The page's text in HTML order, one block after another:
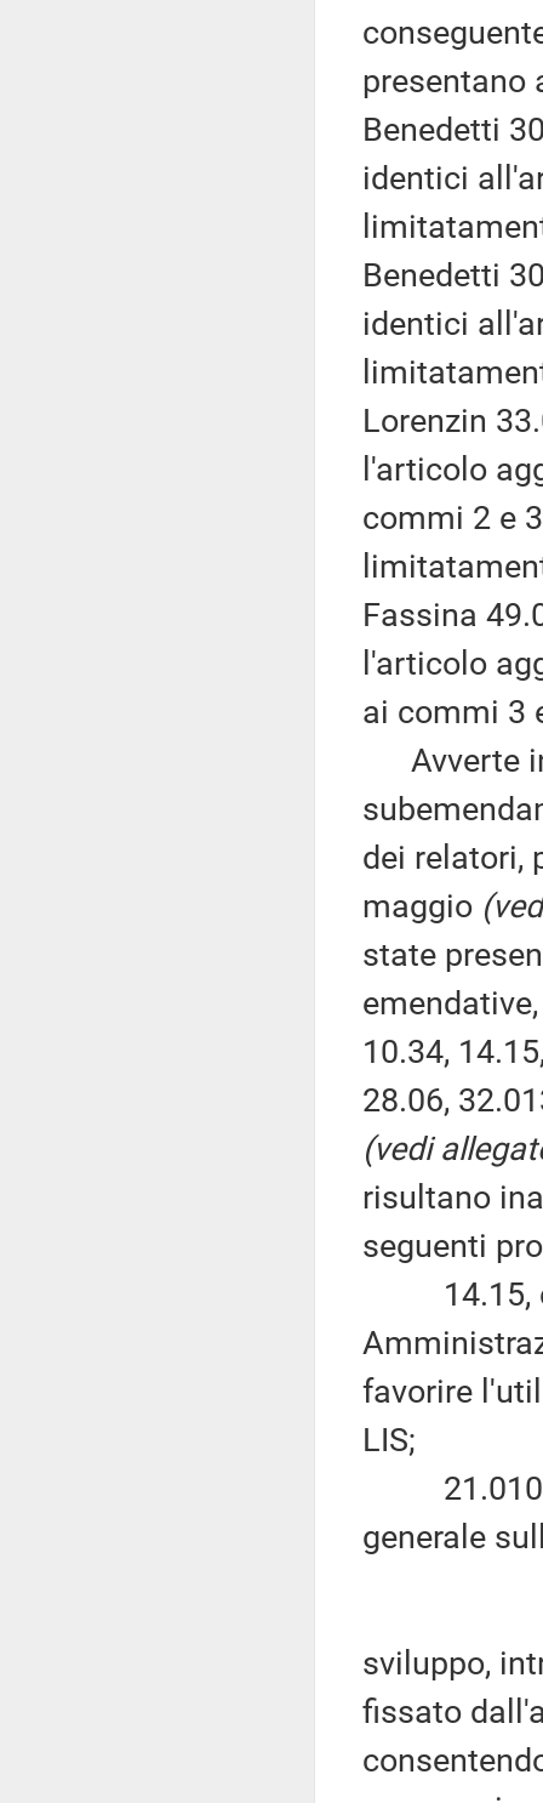
presentano
Benedetti
identici
Benedetti
identici
Lorenzin
l'articolo
commi 2 e
Fassina
l'articolo
ai commi 3
Avverte
dei relatori,
maggio
state
10.34,
28.06,
(vedi
risultano
seguenti
14.15,
favorire
LIS;
21.010,
generale
sviluppo,
fissato